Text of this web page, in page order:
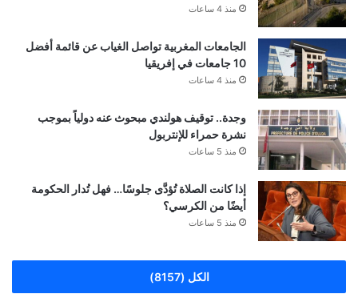
منذ 4 ساعات
الجامعات المغربية تواصل الغياب عن قائمة أفضل
10 جامعات في إفريقيا
منذ 4 ساعات
وجدة.. توقيف هولندي مبحوث عنه دولياً بموجب
نشرة حمراء للإنتربول
منذ 5 ساعات
إذا كانت الصلاة تُؤدَّى جلوسًا… فهل تُدار الحكومة
أيضًا من الكرسي؟
منذ 5 ساعات
الكل (8157)